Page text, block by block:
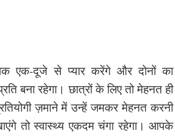
एक-दूजे से प्यार करेंगे और दोनों का
बना रहेगा। छात्रों के लिए तो मेहनत ही
ज़माने में उन्हें जमकर मेहनत करनी
तो स्वास्थ्य एकदम चंगा रहेगा। आपके